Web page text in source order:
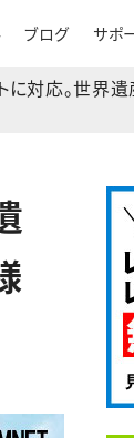
ブログ サポ
対応。世界